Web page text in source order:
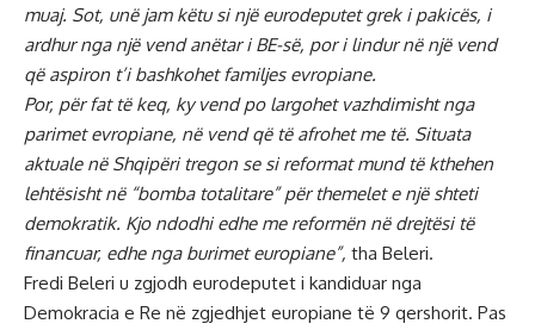
muaj. Sot, unë jam këtu si një eurodeputet grek i pakicës, i
ardhur nga një vend anëtar i BE-së, por i lindur në një vend
që aspiron t’i bashkohet familjes evropiane.
Por, për fat të keq, ky vend po largohet vazhdimisht nga
parimet evropiane, në vend që të afrohet me të. Situata
aktuale në Shqipëri tregon se si reformat mund të kthehen
lehtësisht në “bomba totalitare” për themelet e një shteti
demokratik. Kjo ndodhi edhe me reformën në drejtësi të
financuar, edhe nga burimet europiane”, tha Beleri.
Fredi Beleri u zgjodh eurodeputet i kandiduar nga
Demokracia e Re në zgjedhjet europiane të 9 qershorit. Pas